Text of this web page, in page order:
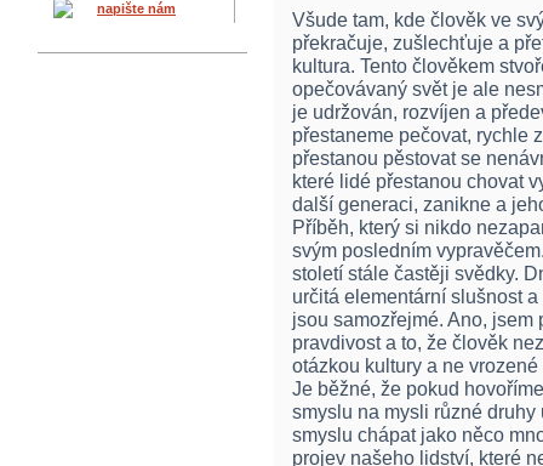
napište nám
Všude tam, kde člověk ve
překračuje, zušlechťuje a
kultura. Tento člověkem
opečovávaný svět je ale
je udržován, rozvíjen a
přestaneme pečovat, rychle
přestanou pěstovat se
které lidé přestanou chovat
další generaci, zanikne a
Příběh, který si nikdo
svým posledním
století stále častěji svědky.
určitá elementární slušnost
jsou samozřejmé. Ano,
pravdivost a to, že člověk
otázkou kultury a ne
Je běžné, že pokud
smyslu na mysli různé
smyslu chápat jako něco
projev našeho lidství, které